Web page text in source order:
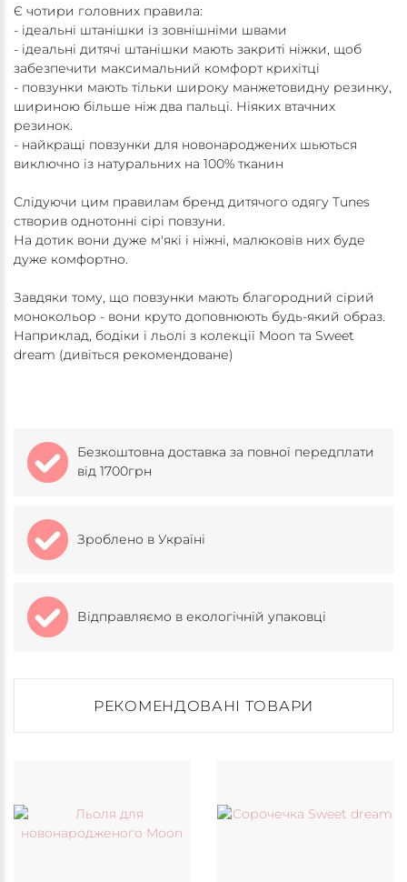
Є чотири головних правила:
- ідеальні штанішки із зовнішніми швами
- ідеальні дитячі штанішки мають закриті ніжки, щоб
забезпечити максимальний комфорт крихітці
- повзунки мають тільки широку манжетовидну резинку,
шириною більше ніж два пальці. Ніяких втачних
резинок.
- найкращі повзунки для новонароджених шьються
виключно із натуральних на 100% тканин
Слідуючи цим правилам бренд дитячого одягу Tunes
створив однотонні сірі повзуни.
На дотик вони дуже м'які і ніжні, малюковів них буде
дуже комфортно.
Завдяки тому, що повзунки мають благородний сірий
монокольор - вони круто доповнюють будь-який образ.
Наприклад, бодіки і льолі з колекції Moon та Sweet
dream (дивіться рекомендоване)
Безкоштовна доставка за повної передплати
від 1700грн
Зроблено в Україні
Відправляємо в екологічній упаковці
РЕКОМЕНДОВАНІ ТОВАРИ